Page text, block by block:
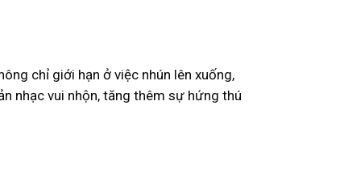
chỉ giới hạn ở việc nhún lên xuống,
nhạc vui nhộn, tăng thêm sự hứng thú